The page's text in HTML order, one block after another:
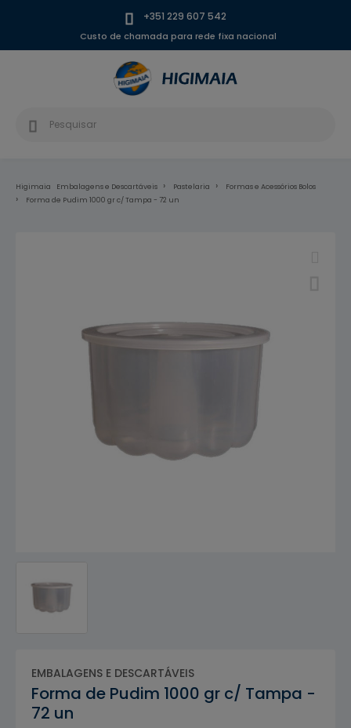
+351 229 607 542
Custo de chamada para rede fixa nacional
Higimaia Embalagens e Descartáveis Pastelaria
Formas e Acessórios Bolos
Forma de Pudim 1000 gr c/ Tampa - 72 un
EMBALAGENS E DESCARTÁVEIS
Forma de Pudim 1000 gr c/ Tampa -
72 un